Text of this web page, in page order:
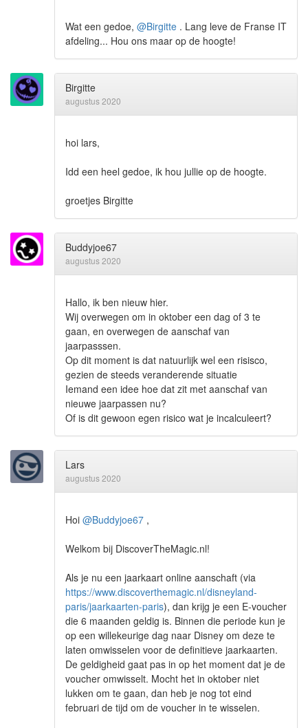
Wat een gedoe, @Birgitte . Lang leve de Franse IT
afdeling... Hou ons maar op de hoogte!
Birgitte
augustus 2020
hoi lars,
Idd een heel gedoe, ik hou jullie op de hoogte.
groetjes Birgitte
Buddyjoe67
augustus 2020
Hallo, ik ben nieuw hier.
Wij overwegen om in oktober een dag of 3 te
gaan, en overwegen de aanschaf van
jaarpasssen.
Op dit moment is dat natuurlijk wel een risisco,
gezien de steeds veranderende situatie
Iemand een idee hoe dat zit met aanschaf van
nieuwe jaarpassen nu?
Of is dit gewoon egen risico wat je incalculeert?
Lars
augustus 2020
Hoi @Buddyjoe67 ,
Welkom bij DiscoverTheMagic.nl!
Als je nu een jaarkaart online aanschaft (via
https://www.discoverthemagic.nl/disneyland-
paris/jaarkaarten-paris), dan krijg je een E-voucher
die 6 maanden geldig is. Binnen die periode kun je
op een willekeurige dag naar Disney om deze te
laten omwisselen voor de definitieve jaarkaarten.
De geldigheid gaat pas in op het moment dat je de
voucher omwisselt. Mocht het in oktober niet
lukken om te gaan, dan heb je nog tot eind
februari de tijd om de voucher in te wisselen.